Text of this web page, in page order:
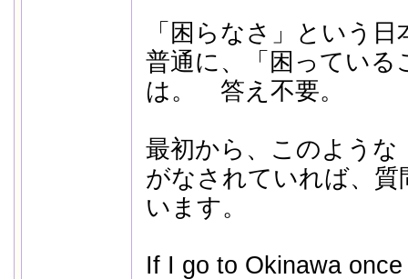
「困らなさ」という
普通に、「困っている
は。 答え不要。
最初から、このような
がなされていれば、
います。
If I go to Okinawa